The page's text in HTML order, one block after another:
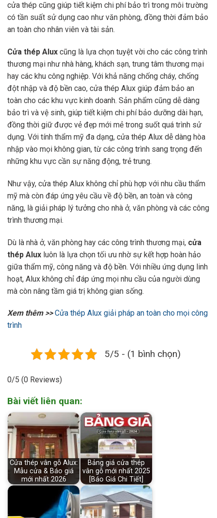
cửa thép cũng giúp tiết kiệm chi phí bảo trì trong môi trường
có tần suất sử dụng cao như văn phòng, đồng thời đảm bảo
an toàn cho nhân viên và tài sản.
Cửa thép Alux cũng là lựa chọn tuyệt vời cho các công trình
thương mại như nhà hàng, khách sạn, trung tâm thương mại
hay các khu công nghiệp. Với khả năng chống cháy, chống
đột nhập và độ bền cao, cửa thép Alux giúp đảm bảo an
toàn cho các khu vực kinh doanh. Sản phẩm cũng dễ dàng
bảo trì và vệ sinh, giúp tiết kiệm chi phí bảo dưỡng dài hạn,
đồng thời giữ được vẻ đẹp mới mẻ trong suốt quá trình sử
dụng. Với tính thẩm mỹ đa dạng, cửa thép Alux dễ dàng hòa
nhập vào mọi không gian, từ các công trình sang trọng đến
những khu vực cần sự năng động, trẻ trung.
Như vậy, cửa thép Alux không chỉ phù hợp với nhu cầu thẩm
mỹ mà còn đáp ứng yêu cầu về độ bền, an toàn và công
năng, là giải pháp lý tưởng cho nhà ở, văn phòng và các công
trình thương mại.
Dù là nhà ở, văn phòng hay các công trình thương mại, cửa
thép Alux luôn là lựa chọn tối ưu nhờ sự kết hợp hoàn hảo
giữa thẩm mỹ, công năng và độ bền. Với nhiều ứng dụng linh
hoạt, Alux không chỉ đáp ứng mọi nhu cầu của người dùng
mà còn nâng tầm giá trị không gian sống.
Xem thêm >> Cửa thép Alux giải pháp an toàn cho mọi công
trình
5/5 - (1 bình chọn)
0/5 (0 Reviews)
Bài viết liên quan:
Cửa thép vân gỗ Alux:
Mẫu cửa & Báo giá
mới nhất 2026
Bảng giá cửa thép
vân gỗ mới nhất 2025
[Báo Giá Chi Tiết]